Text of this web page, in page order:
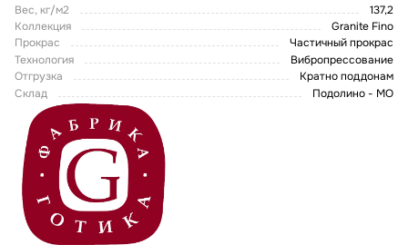
Вес, кг/м2
137,2
Коллекция
Granite Fino
Прокрас
Частичный прокрас
Технология
Вибропрессование
Отгрузка
Кратно поддонам
Склад
Подолино - МО